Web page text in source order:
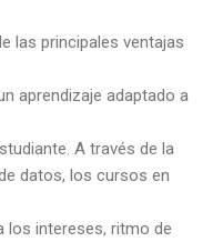
las principales ventajas
aprendizaje adaptado a
A través de la
datos, los cursos en
los intereses, ritmo de